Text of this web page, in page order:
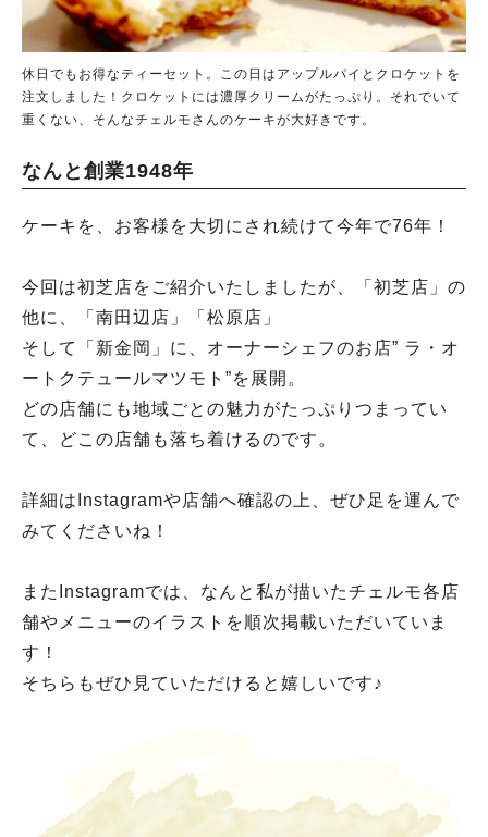
休日でもお得なティーセット。この日はアップルパイとクロケットを
注文しました！クロケットには濃厚クリームがたっぷり。それでいて
重くない、そんなチェルモさんのケーキが大好きです。
なんと創業1948年
ケーキを、お客様を大切にされ続けて今年で76年！
今回は初芝店をご紹介いたしましたが、「初芝店」の
他に、「南田辺店」「松原店」
そして「新金岡」に、オーナーシェフのお店” ラ・オ
ートクテュールマツモト”を展開。
どの店舗にも地域ごとの魅力がたっぷりつまってい
て、どこの店舗も落ち着けるのです。
詳細はInstagramや店舗へ確認の上、ぜひ足を運んで
みてくださいね！
またInstagramでは、なんと私が描いたチェルモ各店
舗やメニューのイラストを順次掲載いただいていま
す！
そちらもぜひ見ていただけると嬉しいです♪